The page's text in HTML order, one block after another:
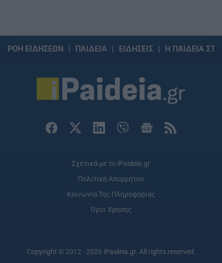
ΡΟΗ ΕΙΔΗΣΕΩΝ ΠΑΙΔΕΙΑ ΕΙΔΗΣΕΙΣ Η ΠΑΙΔΕΙΑ
Σχετικά με το iPaideia.gr
Πολιτική Απορρήτου
Κοινωνία Της Πληροφορίας
Όροι Χρήσης
Copyright © 2012 - 2026 iPaideia.gr. All rights reserved.